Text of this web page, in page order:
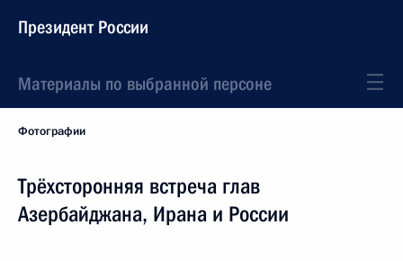
Президент России
Материалы по выбранной персоне
Фотографии
Трёхсторонняя встреча глав
Азербайджана, Ирана и России